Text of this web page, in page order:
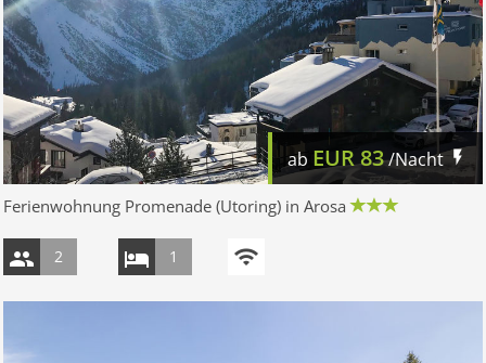
ab EUR83/Nacht
Ferienwohnung Promenade (Utoring) in Arosa
2 1